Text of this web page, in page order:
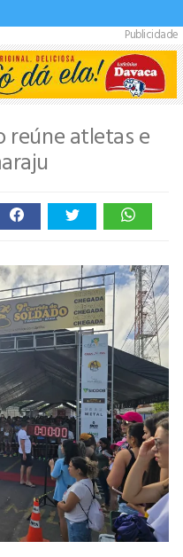
Publicidade
reúne atletas e